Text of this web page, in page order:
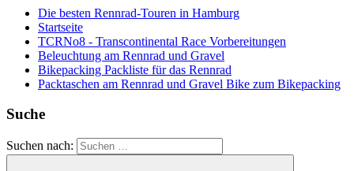
Die besten Rennrad-Touren in Hamburg
Startseite
TCRNo8 - Transcontinental Race Vorbereitungen
Beleuchtung am Rennrad und Gravel
Bikepacking Packliste für das Rennrad
Packtaschen am Rennrad und Gravel Bike zum Bikepacking
Suche
Suchen nach: